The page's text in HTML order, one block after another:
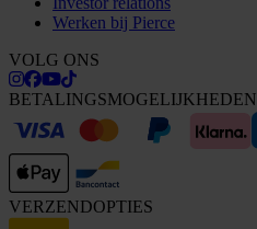
Werken bij Pierce
VOLG ONS
BETALINGSMOGELIJKHEDEN
VERZENDOPTIES